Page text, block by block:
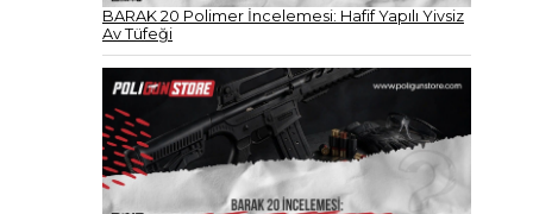
BARAK 20 Polimer İncelemesi: Hafif Yapılı Yivsiz
Av Tüfeği